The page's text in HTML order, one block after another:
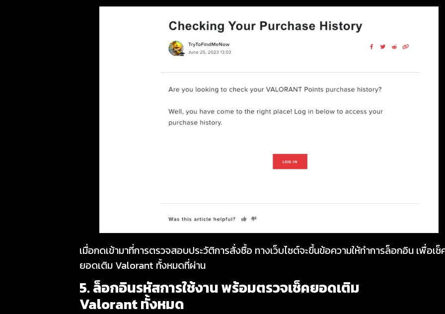
เมื่อกดเข้ามาที่การตรวจสอบประวัติการสั่งซื้อ ทางเว็บไซต์จะขึ้นข้อความให้ทำการล็อกอิน เพื่อเช็
ยอดเติม Valorant ทั้งหมดที่ผ่าน
5. ล็อกอินรหัสการใช้งาน พร้อมตรวจเช็คยอดเติม
Valorantทั้งหมด